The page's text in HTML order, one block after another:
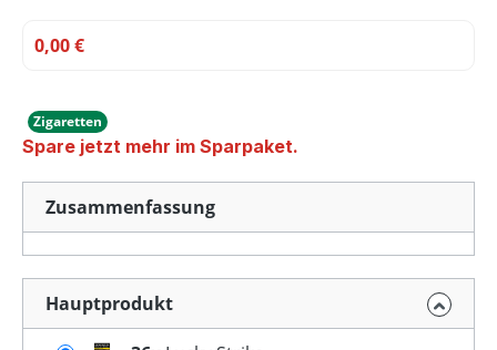
0,00 €
Zigaretten
Spare jetzt mehr im Sparpaket.
Zusammenfassung
Hauptprodukt